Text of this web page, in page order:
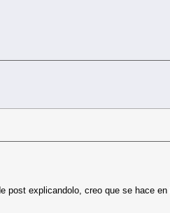
explicandolo, creo que se hace